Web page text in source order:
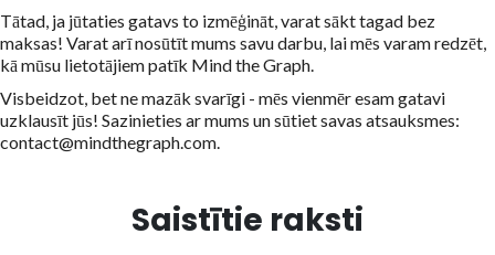
Tātad, ja jūtaties gatavs to izmēģināt, varat sākt tagad bez
maksas! Varat arī nosūtīt mums savu darbu, lai mēs varam redzēt,
kā mūsu lietotājiem patīk Mind the Graph.
Visbeidzot, bet ne mazāk svarīgi - mēs vienmēr esam gatavi
uzklausīt jūs! Sazinieties ar mums un sūtiet savas atsauksmes:
contact@mindthegraph.com.
Saistītie raksti